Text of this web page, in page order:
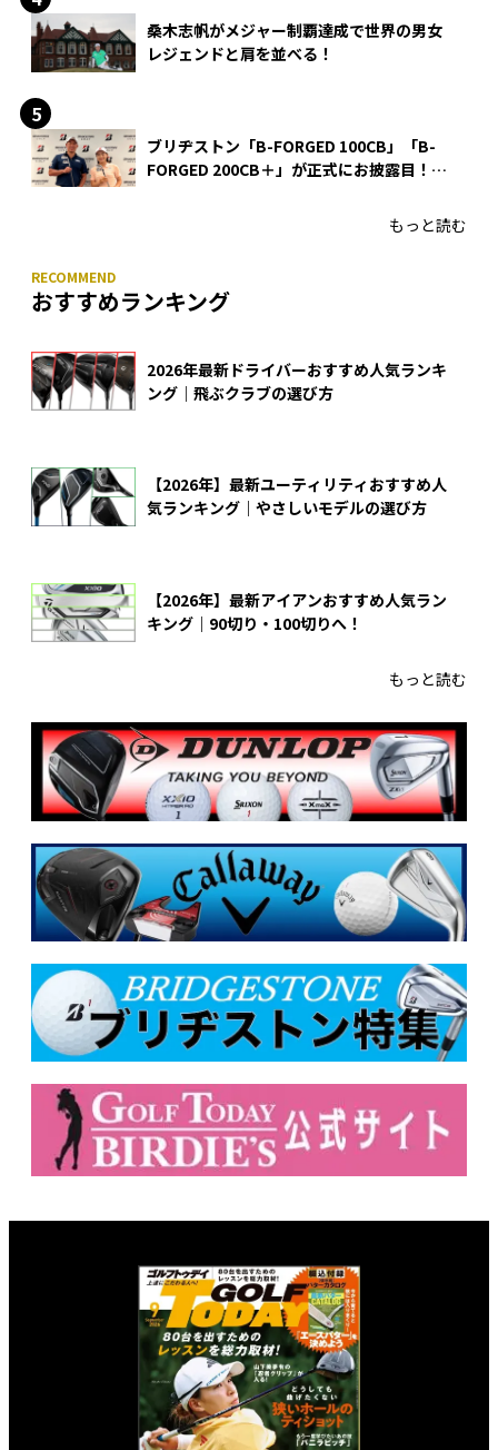
桑木志帆がメジャー制覇達成で世界の男女
レジェンドと肩を並べる！
ブリヂストン「B-FORGED 100CB」「B-
FORGED 200CB＋」が正式にお披露目！
もっと読む
おすすめランキング
2026年最新ドライバーおすすめ人気ランキ
ング｜飛ぶクラブの選び方
【2026年】最新ユーティリティおすすめ人
気ランキング｜やさしいモデルの選び方
【2026年】最新アイアンおすすめ人気ラン
キング｜90切り・100切りへ！
もっと読む